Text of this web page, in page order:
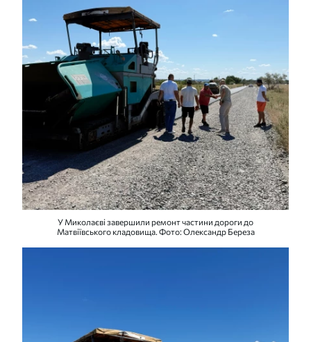
У Миколаєві завершили ремонт частини дороги до
Матвіївського кладовища. Фото: Олександр Береза